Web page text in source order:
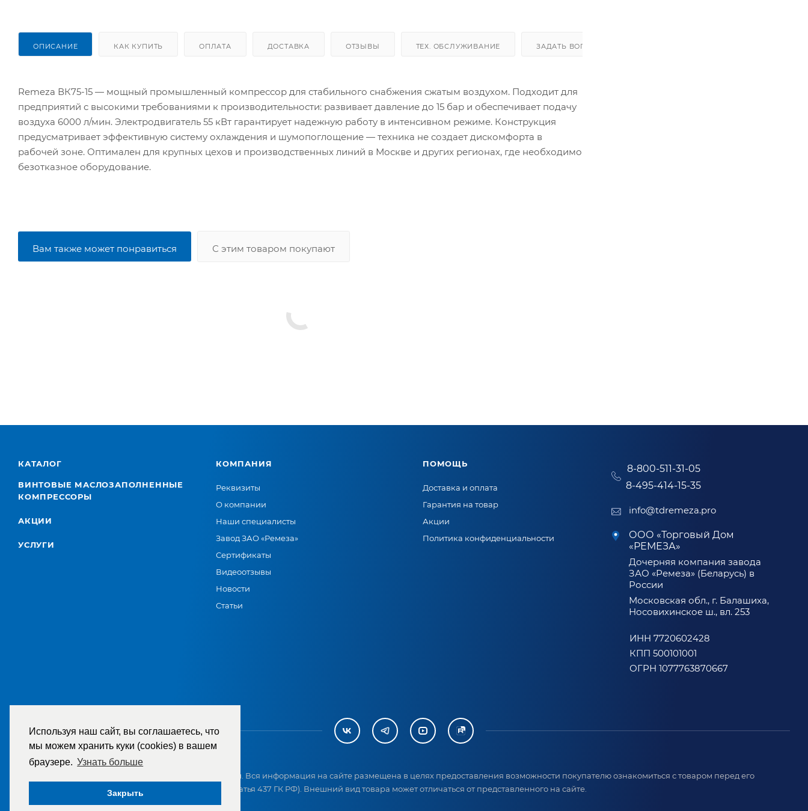
Используя наш сайт, вы соглашаетесь, что
мы можем хранить куки (cookies) в вашем
браузере. Узнать больше
Закрыть
ОПИСАНИЕ КАК КУПИТЬ ОПЛАТА ДОСТАВКА ОТЗЫВЫ ТЕХ. ОБСЛУЖИВАНИЕ ЗАДАТЬ ВОПРОС
Remeza ВК75-15 — мощный промышленный компрессор для стабильного снабжения сжатым воздухом. Подходит для
предприятий с высокими требованиями к производительности: развивает давление до 15 бар и обеспечивает подачу
воздуха 6000 л/мин. Электродвигатель 55 кВт гарантирует надежную работу в интенсивном режиме. Конструкция
предусматривает эффективную систему охлаждения и шумопоглощение — техника не создает дискомфорта в
рабочей зоне. Оптимален для крупных цехов и производственных линий в Москве и других регионах, где необходимо
безотказное оборудование.
Вам также может понравиться С этим товаром покупают
КАТАЛОГ
ВИНТОВЫЕ МАСЛОЗАПОЛНЕННЫЕ
КОМПРЕССОРЫ
АКЦИИ
УСЛУГИ
КОМПАНИЯ
Реквизиты
О компании
Наши специалисты
Завод ЗАО «Ремеза»
Сертификаты
Видеоотзывы
Новости
Статьи
ПОМОЩЬ
Доставка и оплата
Гарантия на товар
Акции
Политика конфиденциальности
8-800-511-31-05
8-495-414-15-35
info@tdremeza.pro
ООО «Торговый Дом
«РЕМЕЗА»
Дочерняя компания завода
ЗАО «Ремеза» (Беларусь) в
России
Московская обл., г. Балашиха,
Носовихинское ш., вл. 253
ИНН 7720602428
КПП 500101001
ОГРН 1077763870667
2007-2026 © ООО «ТД «РЕМЕЗА». Все права защищены. Вся информация на сайте размещена в целях предоставления возможности покупателю ознакомиться с товаром перед его
приобретением и не является публичной офертой (статья 437 ГК РФ). Внешний вид товара может отличаться от представленного на сайте.